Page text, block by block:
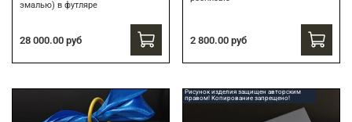
эмалью) в футляре
28 000.00 руб 2 800.00 руб
Рисунок изделия защищен авторским
правом! Копирование запрещено!